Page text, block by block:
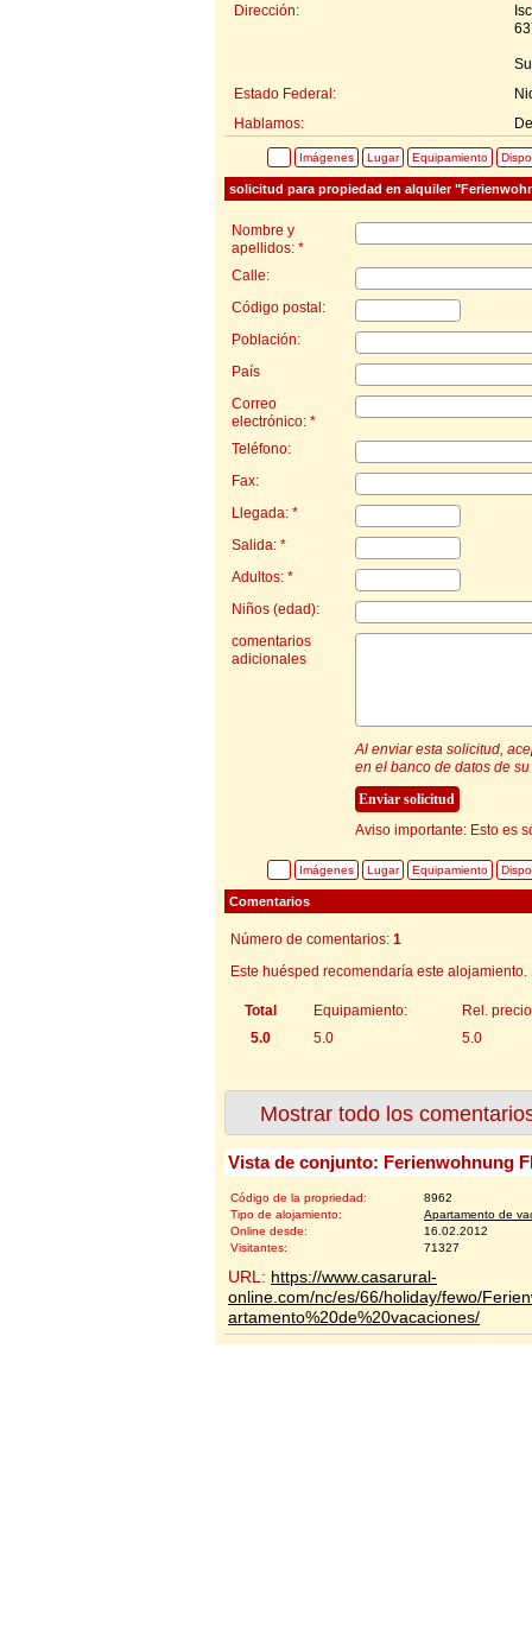
Dirección:
Estado Federal:
Hablamos:
Imágenes Lugar Equipamiento
solicitud para propiedad en alquiler
Nombre y
apellidos: *
Calle:
Código postal:
Población:
País
Correo
electrónico: *
Teléfono:
Fax:
Llegada: *
Salida: *
Adultos: *
Niños (edad):
comentarios
adicionales
Al enviar esta solicitud,
en el banco de datos de
Aviso importante: Esto es
Imágenes Lugar Equipamiento
Comentarios
Número de comentarios: 1
Este huésped recomendaría este alojamiento.
Total
5.0
Equipamiento:
5.0
Rel.
5.0
Mostrar todo los
Vista de conjunto: Ferienwohnung
Código de la propriedad:
8962
Tipo de alojamiento:
Apartamento de
Online desde:
16.02.2012
Visitantes:
71327
URL: https://www.casarural-
online.com/nc/es/66/holiday/fewo/
artamento%20de%20vacaciones/